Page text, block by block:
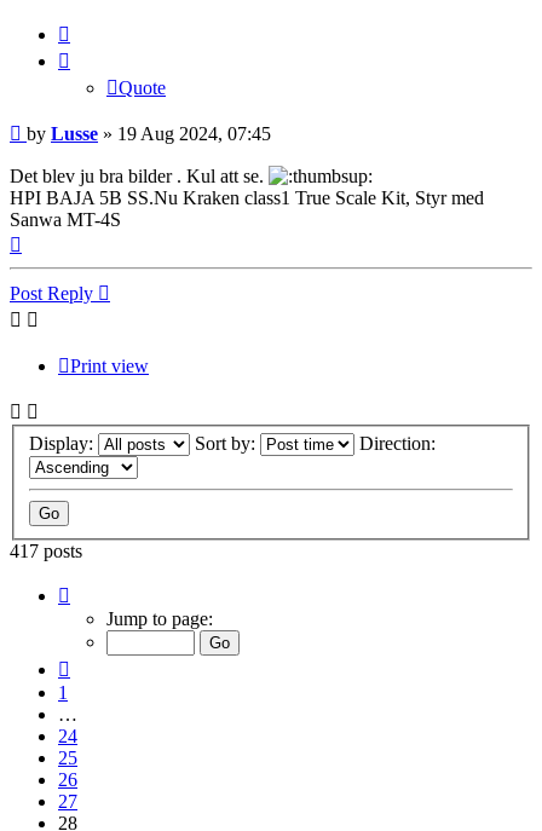
Quote
Post
by Lusse » 19 Aug 2024, 07:45
Det blev ju bra bilder . Kul att se.
HPI BAJA 5B SS.Nu Kraken class1 True Scale Kit, Styr med
Sanwa MT-4S
Post Reply
Print view
Display: Sort by: Direction:
417 posts
28
Jump to page:
1
…
24
25
26
27
28